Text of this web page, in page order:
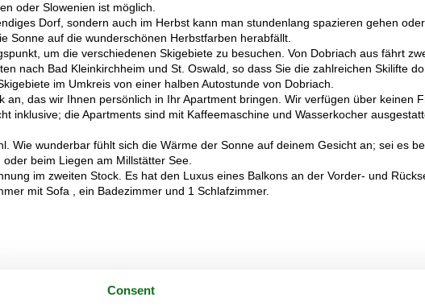
oder Slowenien ist möglich.
Dorf, sondern auch im Herbst kann man stundenlang spazieren gehen
Sonne auf die wunderschönen Herbstfarben herabfällt.
um die verschiedenen Skigebiete zu besuchen. Von Dobriach aus fährt
nach Bad Kleinkirchheim und St. Oswald, so dass Sie die zahlreichen Skilifte
im Umkreis von einer halben Autostunde von Dobriach.
an, das wir Ihnen persönlich in Ihr Apartment bringen. Wir verfügen über keinen
inklusive; die Apartments sind mit Kaffeemaschine und Wasserkocher
Wie wunderbar fühlt sich die Wärme der Sonne auf deinem Gesicht an; sei es
beim Liegen am Millstätter See.
im zweiten Stock. Es hat den Luxus eines Balkons an der Vorder- und
mit Sofa , ein Badezimmer und 1 Schlafzimmer.
Consent